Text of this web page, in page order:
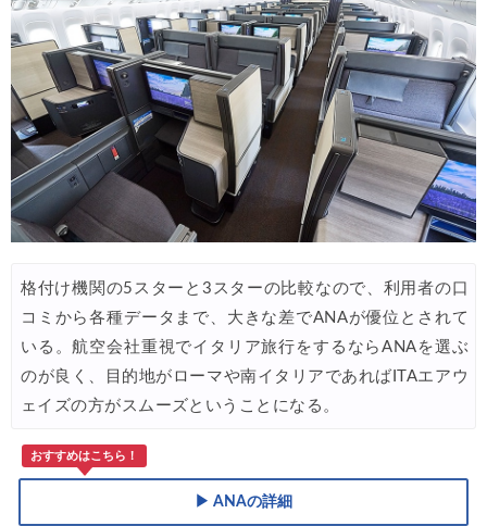
格付け機関の5スターと3スターの比較なので、利用者の口
コミから各種データまで、大きな差でANAが優位とされて
いる。航空会社重視でイタリア旅行をするならANAを選ぶ
のが良く、目的地がローマや南イタリアであればITAエアウ
ェイズの方がスムーズということになる。
おすすめはこちら！
▶ ANAの詳細